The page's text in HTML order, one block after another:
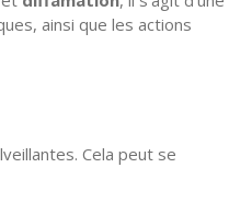
ainsi que les actions
Cela peut se